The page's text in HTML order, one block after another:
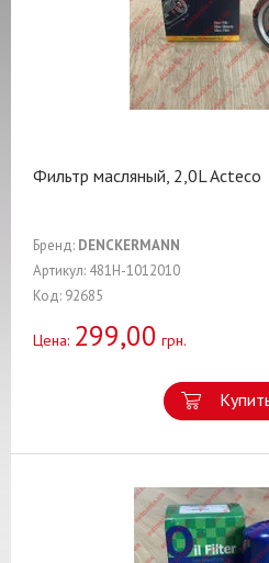
Фильтр масляный, 2,0L Acteco
Бренд: DENCKERMANN
Артикул: 481H-1012010
Код: 92685
Цена: 299,00 грн.